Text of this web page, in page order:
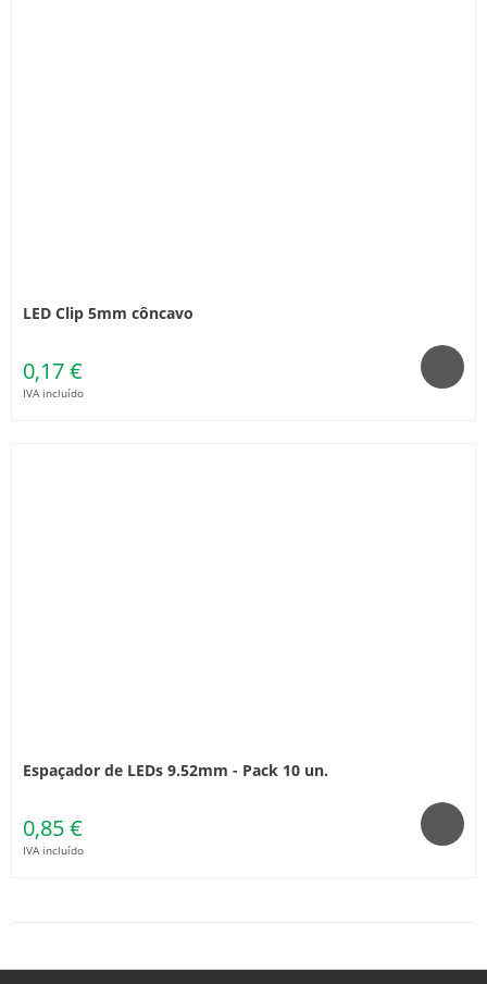
LED Clip 5mm côncavo
0,17 €
IVA incluído
Espaçador de LEDs 9.52mm - Pack 10 un.
0,85 €
IVA incluído